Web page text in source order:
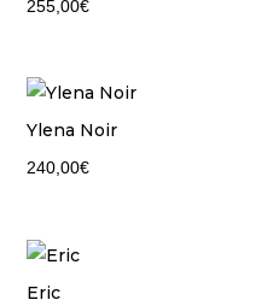
255,00€
Ylena Noir
240,00€
Eric